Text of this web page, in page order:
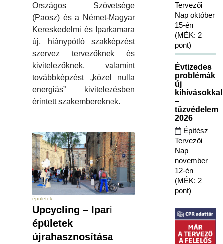
Országos Szövetsége
(Paosz) és a Német-Magyar
Kereskedelmi és Iparkamara
új, hiánypótló szakképzést
szervez tervezőknek és
kivitelezőknek, valamint
továbbképzést „közel nulla
energiás” kivitelezésben
érintett szakembereknek.
épületek
Upcycling – Ipari
épületek
újrahasznosítása
Tervezői
Nap október
15-én
(MÉK: 2
pont)
Évtizedes
problémák
új
kihívásokkal
–
tűzvédelem
2026
Építész
Tervezői
Nap
november
12-én
(MÉK: 2
pont)